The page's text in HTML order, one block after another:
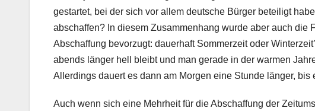
gestartet, bei der sich vor allem deutsche Bürger beteiligt
abschaffen? In diesem Zusammenhang wurde aber auch die
Abschaffung bevorzugt: dauerhaft Sommerzeit oder
abends länger hell bleibt und man gerade in der warmen
Allerdings dauert es dann am Morgen eine Stunde länger, bis
Auch wenn sich eine Mehrheit für die Abschaffung der